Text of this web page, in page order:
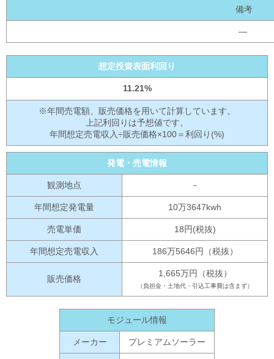
備考
―
想定投資表面利回り
11.21%
※年間売電額、販売価格を用いて計算しています。
上記利回りは予想値です。
年間想定売電収入÷販売価格×100＝利回り(%)
発電・売電情報
観測地点 －
年間想定発電量 10万3647kwh
売電単価 18円(税抜)
年間想定売電収入 186万5646円（税抜）
販売価格
1,665万円（税抜）
（負担金・土地代・引込工事費は含まず）
モジュール情報
メーカー プレミアムソーラー